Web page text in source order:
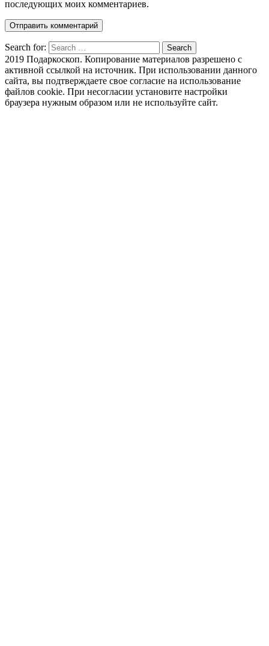
последующих моих комментариев.
Search for: Search
2019 Подаркоскоп. Копирование материалов разрешено с
активной ссылкой на источник. При использовании данного
сайта, вы подтверждаете свое согласие на использование
файлов cookie. При несогласии установите настройки
браузера нужным образом или не используйте сайт.